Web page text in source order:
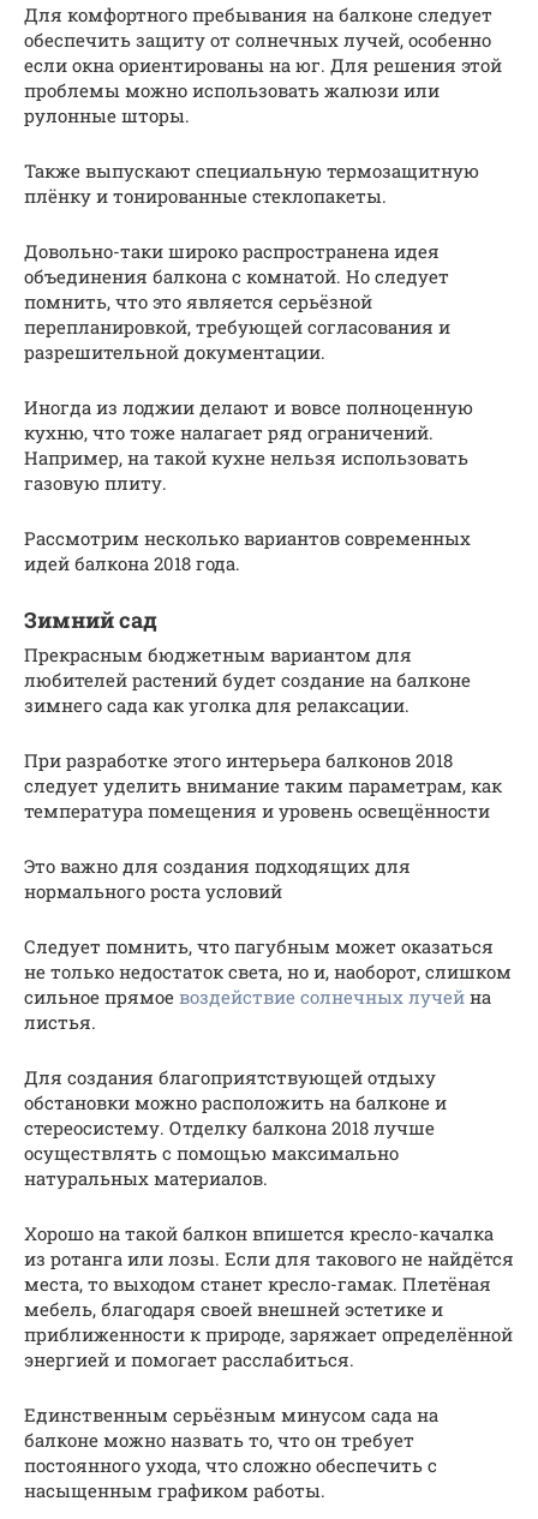
Для комфортного пребывания на балконе следует
обеспечить защиту от солнечных лучей, особенно
если окна ориентированы на юг. Для решения этой
проблемы можно использовать жалюзи или
рулонные шторы.
Также выпускают специальную термозащитную
плёнку и тонированные стеклопакеты.
Довольно-таки широко распространена идея
объединения балкона с комнатой. Но следует
помнить, что это является серьёзной
перепланировкой, требующей согласования и
разрешительной документации.
Иногда из лоджии делают и вовсе полноценную
кухню, что тоже налагает ряд ограничений.
Например, на такой кухне нельзя использовать
газовую плиту.
Рассмотрим несколько вариантов современных
идей балкона 2018 года.
Зимний сад
Прекрасным бюджетным вариантом для
любителей растений будет создание на балконе
зимнего сада как уголка для релаксации.
При разработке этого интерьера балконов 2018
следует уделить внимание таким параметрам, как
температура помещения и уровень освещённости
Это важно для создания подходящих для
нормального роста условий
Следует помнить, что пагубным может оказаться
не только недостаток света, но и, наоборот, слишком
сильное прямое воздействие солнечных лучей на
листья.
Для создания благоприятствующей отдыху
обстановки можно расположить на балконе и
стереосистему. Отделку балкона 2018 лучше
осуществлять с помощью максимально
натуральных материалов.
Хорошо на такой балкон впишется кресло-качалка
из ротанга или лозы. Если для такового не найдётся
места, то выходом станет кресло-гамак. Плетёная
мебель, благодаря своей внешней эстетике и
приближенности к природе, заряжает определённой
энергией и помогает расслабиться.
Единственным серьёзным минусом сада на
балконе можно назвать то, что он требует
постоянного ухода, что сложно обеспечить с
насыщенным графиком работы.